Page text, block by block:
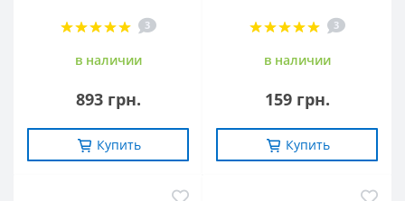
3
в наличии
893 грн.
Купить
3
в наличии
159 грн.
Купить